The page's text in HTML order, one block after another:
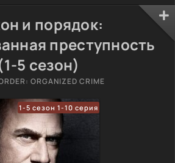
и порядок:
преступность
5 сезон)
ORGANIZED CRIME
1-5 сезон 1-10 серия